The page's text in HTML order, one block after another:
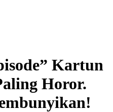
Kartun
Horor.